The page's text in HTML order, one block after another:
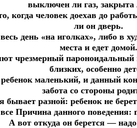
выключен ли газ, закрыта
когда человек доехав до
ли он дверь.
день «на иголках», либо в
места и едет домой.
чрезмерный пароноидальный
близких, особенно
маленький, и данный
забота со стороны
бывает разной: ребенок не
Причина данного
А вот откуда он берется —